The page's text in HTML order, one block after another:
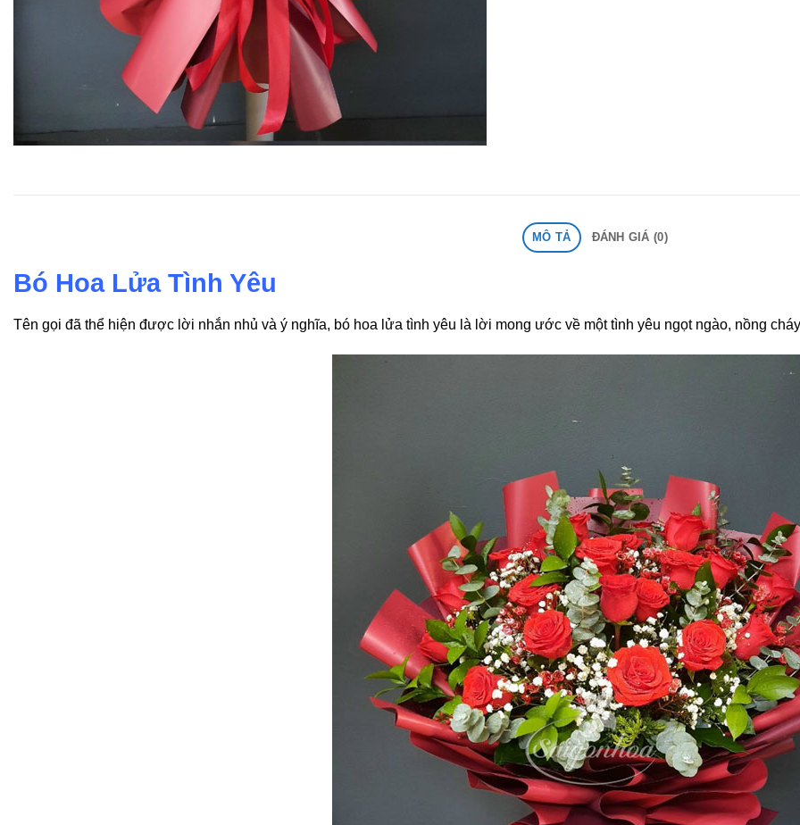
MÔ TẢ ĐÁNH GIÁ (0)
Bó Hoa Lửa Tình Yêu
Tên gọi đã thể hiện được lời nhắn nhủ và ý nghĩa, bó hoa lửa tình yêu là lời mong ước về một tình yêu ngọt ngào, nồng